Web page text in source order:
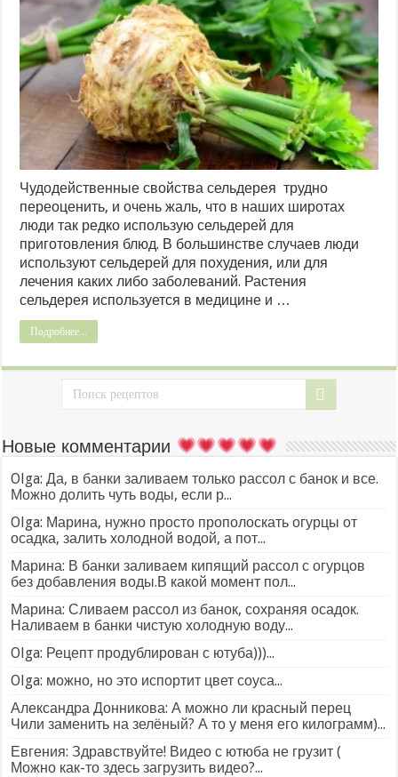
Чудодейственные свойства сельдерея трудно
переоценить, и очень жаль, что в наших широтах
люди так редко использую сельдерей для
приготовления блюд. В большинстве случаев люди
используют сельдерей для похудения, или для
лечения каких либо заболеваний. Растения
сельдерея используется в медицине и …
Подробнее...
Новые комментарии
Olga: Да, в банки заливаем только рассол с банок и все.
Можно долить чуть воды, если р...
Olga: Марина, нужно просто прополоскать огурцы от
осадка, залить холодной водой, а пот...
Марина: В банки заливаем кипящий рассол с огурцов
без добавления воды.В какой момент пол...
Марина: Сливаем рассол из банок, сохраняя осадок.
Наливаем в банки чистую холодную воду...
Olga: Рецепт продублирован с ютуба)))...
Olga: можно, но это испортит цвет соуса...
Александра Донникова: А можно ли красный перец
Чили заменить на зелёный? А то у меня его килограмм)...
Евгения: Здравствуйте! Видео с ютюба не грузит (
Можно как-то здесь загрузить видео?...